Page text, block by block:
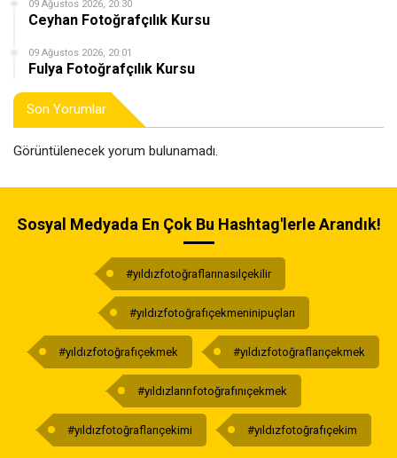
09 Ağustos 2026, 20:30
Ceyhan Fotoğrafçılık Kursu
09 Ağustos 2026, 20:01
Fulya Fotoğrafçılık Kursu
Son Yorumlar
Görüntülenecek yorum bulunamadı.
Sosyal Medyada En Çok Bu Hashtag'lerle Arandık!
#yıldızfotoğraflarınasılçekilir
#yıldızfotoğrafıçekmeninipuçları
#yıldızfotoğrafıçekmek #yıldızfotoğraflarıçekmek
#yıldızlarınfotoğrafınıçekmek
#yıldızfotoğraflarıçekimi #yıldızfotoğrafıçekim